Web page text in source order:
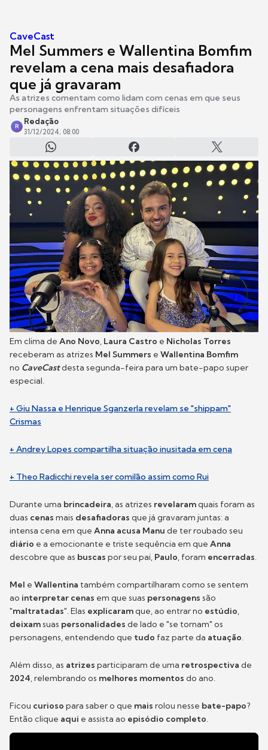
CaveCast
Mel Summers e Wallentina Bomfim
revelam a cena mais desafiadora
que já gravaram
As atrizes comentam como lidam com cenas em que seus
personagens enfrentam situações difíceis
R
Redação
31/12/2024, 08:00
Em clima de Ano Novo, Laura Castro e Nicholas Torres
receberam as atrizes Mel Summers e Wallentina Bomfim
no CaveCastdesta segunda-feira para um bate-papo super
especial.
+ Giu Nassa e Henrique Sganzerla revelam se "shippam"
Crismas
+ Andrey Lopes compartilha situação inusitada em cena
+ Theo Radicchi revela ser comilão assim como Rui
Durante uma brincadeira, as atrizes revelaramquais foram as
duas cenas mais desafiadoras que já gravaram juntas: a
intensa cena em que Anna acusa Manu de ter roubado seu
diário e a emocionante e triste sequência em que Anna
descobre que as buscas por seu pai, Paulo, foram encerradas.
Mel e Wallentina também compartilharam como se sentem
ao interpretar cenas em que suas personagens são
"maltratadas". Elas explicaramque, ao entrar no estúdio,
deixamsuas personalidades de lado e "se tornam" os
personagens, entendendo que tudo faz parte da atuação.
Além disso, as atrizes participaram de uma retrospectiva de
2024, relembrando os melhores momentos do ano.
Ficou curioso para saber o que mais rolou nesse bate-papo?
Então clique aqui e assista ao episódio completo.